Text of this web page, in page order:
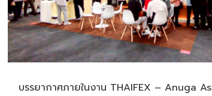
บรรยากาศภายในงาน THAIFEX – Anuga